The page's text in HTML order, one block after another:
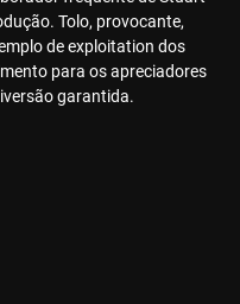
Tolo, provocante,
de exploitation dos
para os apreciadores
garantida.